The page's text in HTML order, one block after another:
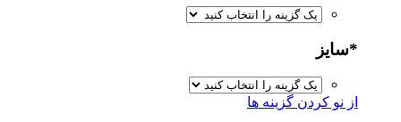
*سایز
از نو کردن گزینه ها